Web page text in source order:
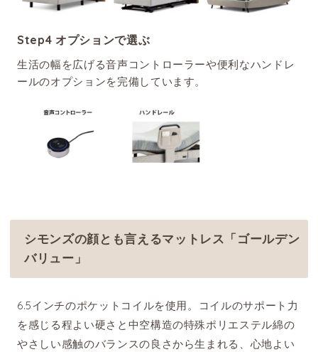
Step4 オプションで選ぶ
生活の幅を広げる音声コントローラーや便利なハンドレ
ールのオプションを完備しています。
シモンズの顔とも言えるマットレス「ゴールデン
バリュー」
6.5インチのポケットコイルを使用。コイルのサポート力
を感じる程よい硬さと中空構造の特殊ポリエステル綿の
やさしい感触のバランスの良さから生まれる、心地よい